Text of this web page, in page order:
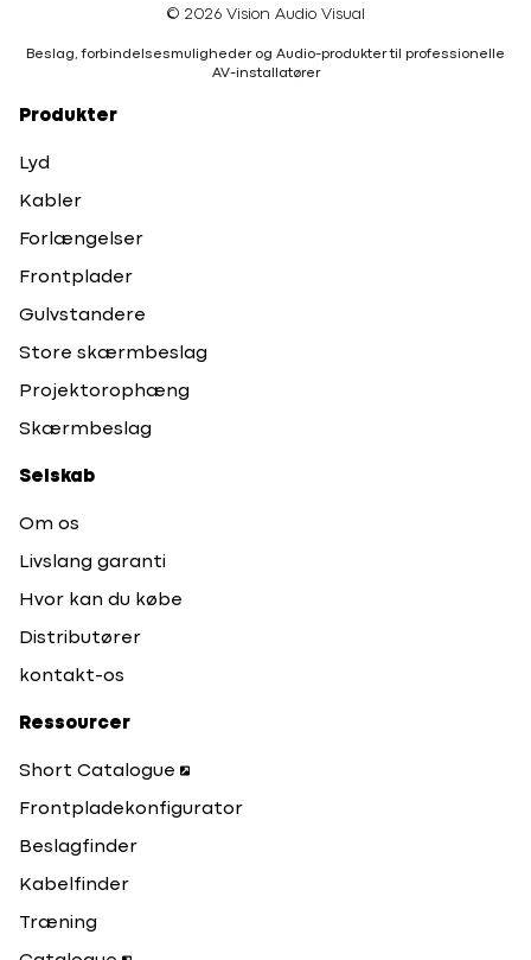
© 2026 Vision Audio Visual
Beslag, forbindelsesmuligheder og Audio-produkter til professionelle
AV-installatører
Produkter
Lyd
Kabler
Forlængelser
Frontplader
Gulvstandere
Store skærmbeslag
Projektorophæng
Skærmbeslag
Selskab
Om os
Livslang garanti
Hvor kan du købe
Distributører
kontakt-os
Ressourcer
Short Catalogue
Frontpladekonfigurator
Beslagfinder
Kabelfinder
Træning